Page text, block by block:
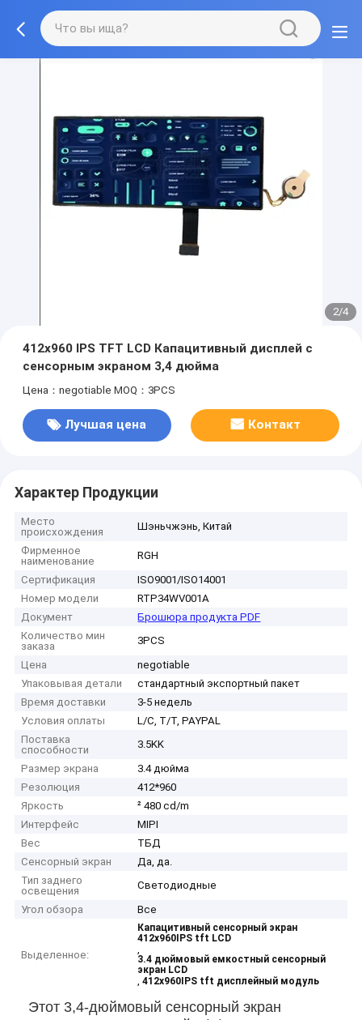
2/4
412x960 IPS TFT LCD Капацитивный дисплей с
сенсорным экраном 3,4 дюйма
Цена：negotiable MOQ：3PCS
Лучшая цена Контакт
Характер Продукции
Место
происхождения
Шэньчжэнь, Китай
Фирменное
наименование
RGH
Сертификация
ISO9001/ISO14001
Номер модели
RTP34WV001A
Документ
Брошюра продукта PDF
Количество мин
заказа
3PCS
Цена
negotiable
Упаковывая детали
стандартный экспортный пакет
Время доставки
3-5 недель
Условия оплаты
L/C, T/T, PAYPAL
Поставка
способности
3.5KK
Размер экрана
3.4 дюйма
Резолюция
412*960
Яркость
² 480 cd/m
Интерфейс
MIPI
Вес
ТБД
Сенсорный экран
Да, да.
Тип заднего
освещения
Светодиодные
Угол обзора
Все
Выделенное:
Капацитивный сенсорный экран
412x960IPS tft LCD
,
3.4 дюймовый емкостный сенсорный
экран LCD
,412x960IPS tft дисплейный модуль
Этот 3,4-дюймовый сенсорный экран